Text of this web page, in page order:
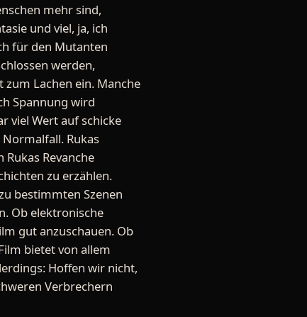
mehr sind,
und viel, ja, ich
für den Mutanten
werden,
Lachen ein. Manche
Spannung wird
viel Wert auf schicke
Rukas
Revanche
zu erzählen.
bestimmten Szenen
Ob elektronische
gut anzuschauen. Ob
bietet von allem
Hoffen wir nicht,
Verbrechern